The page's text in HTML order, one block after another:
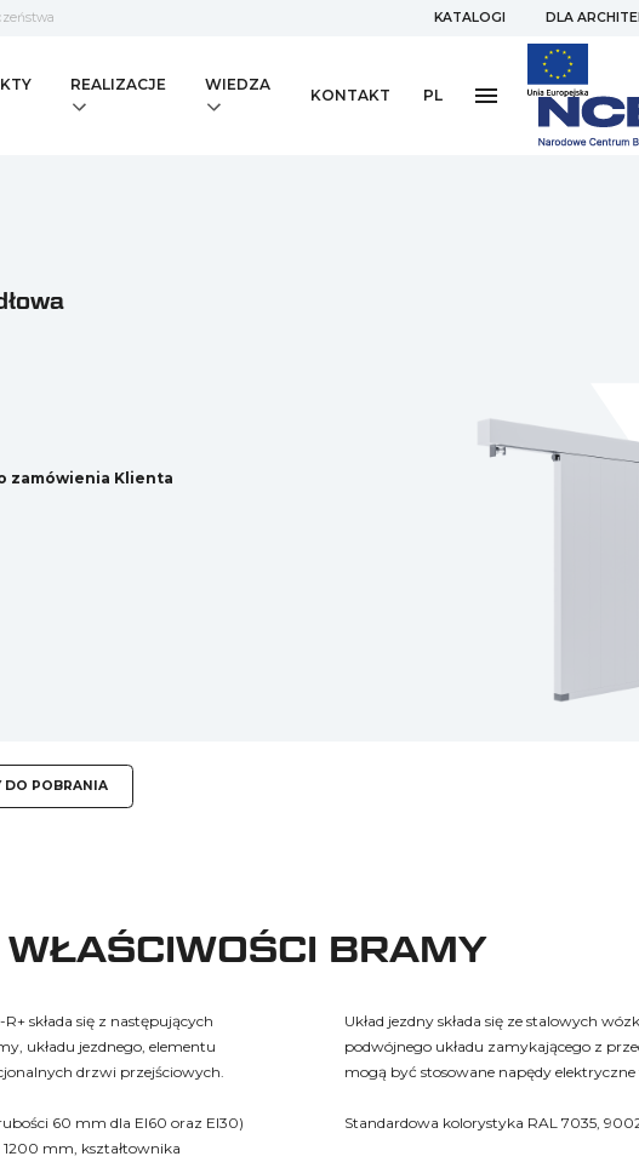
KATALOGI DLA
REALIZACJE WIEDZA
KONTAKT PL
zamówienia Klienta
DO POBRANIA
BRAMY
składa się z następujących
układu jezdnego, elementu
drzwi przejściowych.
60 mm dla EI60 oraz EI30)
1200 mm, kształtownika
Układ jezdny składa się ze stalowych
podwójnego układu zamykającego z
mogą być stosowane napędy elektryczne
Standardowa kolorystyka RAL 7035,